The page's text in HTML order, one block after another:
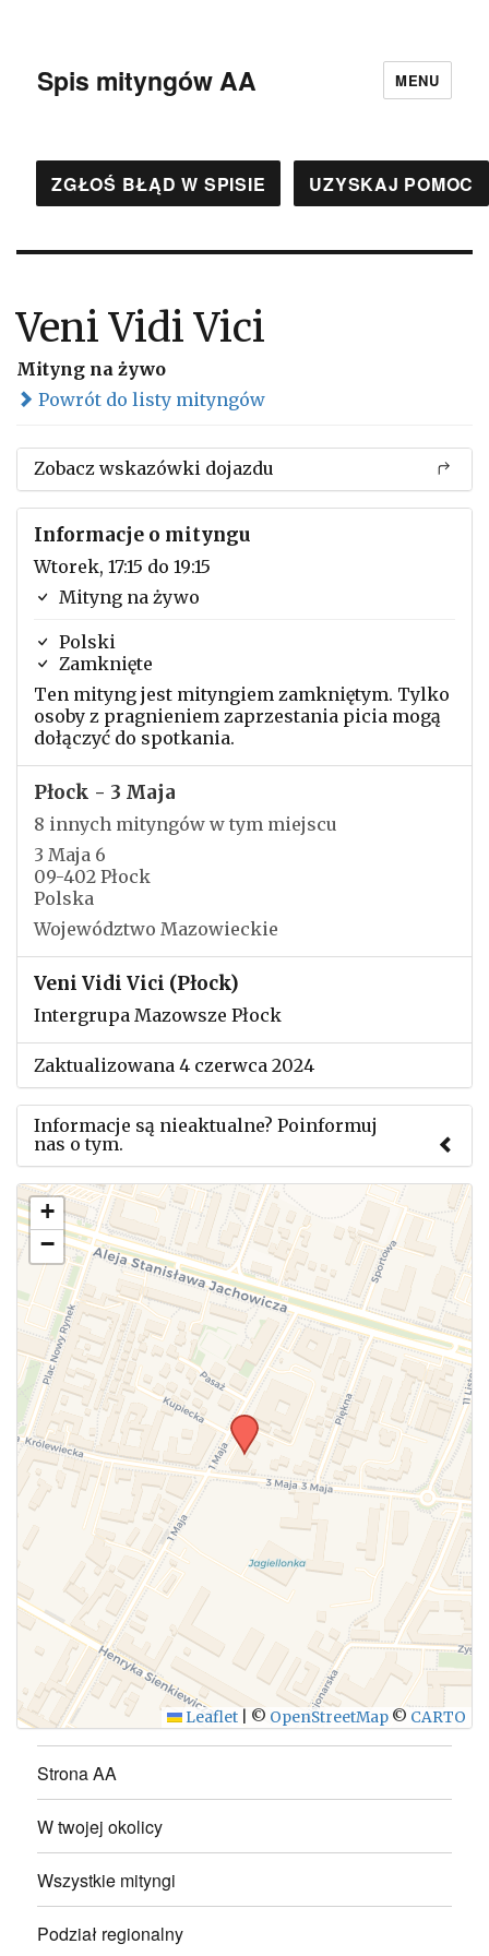
Spis mityngów AA MENU
ZGŁOŚ BŁĄD W SPISIE UZYSKAJ POMOC
Veni Vidi Vici
Mityng na żywo
Powrót do listy mityngów
Zobacz wskazówki dojazdu
Informacje o mityngu
Wtorek, 17:15 do 19:15
Mityng na żywo
Polski
Zamknięte
Ten mityng jest mityngiem zamkniętym. Tylko
osoby z pragnieniem zaprzestania picia mogą
dołączyć do spotkania.
Płock - 3 Maja
8 innych mityngów w tym miejscu
3 Maja 6
09-402 Płock
Polska
Województwo Mazowieckie
Veni Vidi Vici (Płock)
Intergrupa Mazowsze Płock
Zaktualizowana 4 czerwca 2024
Informacje są nieaktualne? Poinformuj
nas o tym.
Użyj tego formularza aby przesłać informację o
zmianach w powyższym mityngu.
WYŚLIJ
+
−
Leaflet © OpenStreetMap © CARTO
Strona AA
W twojej okolicy
Wszystkie mityngi
Podział regionalny